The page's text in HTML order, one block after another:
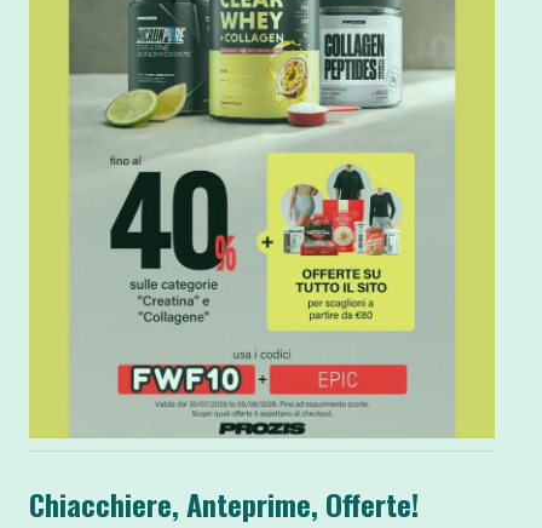
Chiacchiere, Anteprime, Offerte!